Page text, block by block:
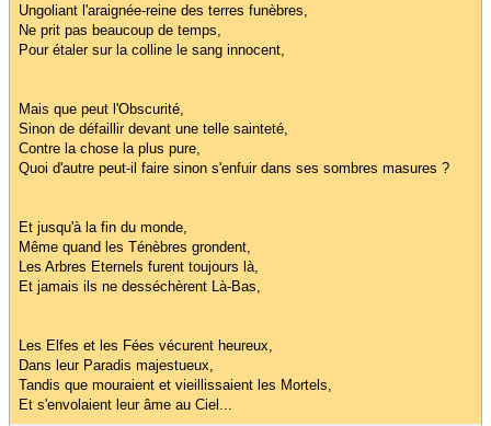
Ungoliant l'araignée-reine des terres funèbres,
Ne prit pas beaucoup de temps,
Pour étaler sur la colline le sang innocent,
Mais que peut l'Obscurité,
Sinon de défaillir devant une telle sainteté,
Contre la chose la plus pure,
Quoi d'autre peut-il faire sinon s'enfuir dans ses sombres masures ?
Et jusqu'à la fin du monde,
Même quand les Ténèbres grondent,
Les Arbres Eternels furent toujours là,
Et jamais ils ne desséchèrent Là-Bas,
Les Elfes et les Fées vécurent heureux,
Dans leur Paradis majestueux,
Tandis que mouraient et vieillissaient les Mortels,
Et s'envolaient leur âme au Ciel...